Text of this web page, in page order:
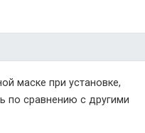
маске при установке,
по сравнению с другими